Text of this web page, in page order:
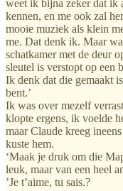
weet ik bijna zeker dat ik
kennen, en me ook zal
mooie muziek als klein
me. Dat denk ik. Maar
schatkamer met de deur
sleutel is verstopt op een
Ik denk dat die gemaakt
bent.’
Ik was over mezelf
klopte ergens, ik voelde
maar Claude kreeg
kuste hem.
‘Maak je druk om die
leuk, maar van een heel
’Je t’aime, tu sais.?